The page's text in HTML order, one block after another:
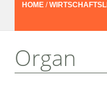
HOME /
Organ